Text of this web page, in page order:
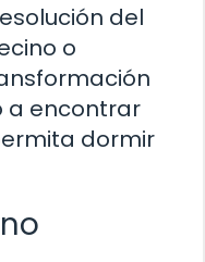
del
o
a encontrar
dormir